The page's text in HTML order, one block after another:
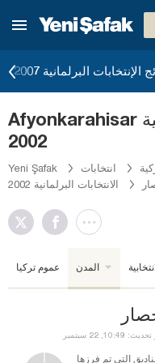
الإنتخابات البرلمانية 2007
Afyonkarahisar نتائج الإنتخابات البرلمانية
2002
Yeni Şafak انتخابات
الانتخابات البرلمانية 2002
عموم تركيا المدن
10:49, 22 سبتمبر
التي تم فرزها